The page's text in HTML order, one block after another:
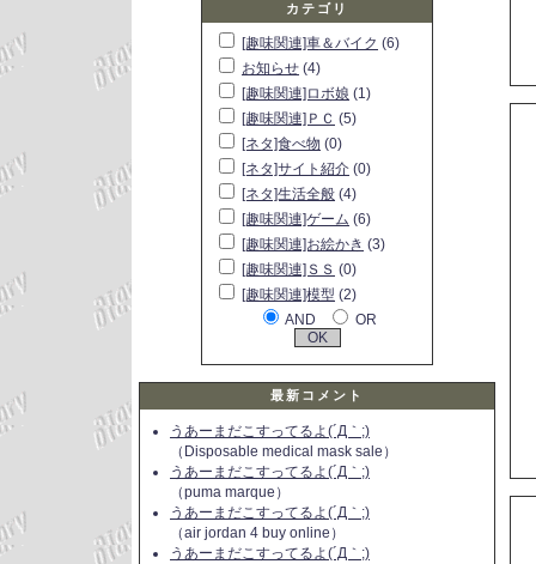
カテゴリ
[趣味関連]車＆バイク (6)
お知らせ (4)
[趣味関連]ロボ娘 (1)
[趣味関連]ＰＣ (5)
[ネタ]食べ物 (0)
[ネタ]サイト紹介 (0)
[ネタ]生活全般 (4)
[趣味関連]ゲーム (6)
[趣味関連]お絵かき (3)
[趣味関連]ＳＳ (0)
[趣味関連]模型 (2)
AND
OR
最新コメント
うあーまだこすってるよ(´Д｀;)
（Disposable medical mask sale）
うあーまだこすってるよ(´Д｀;)
（puma marque）
うあーまだこすってるよ(´Д｀;)
（air jordan 4 buy online）
うあーまだこすってるよ(´Д｀;)